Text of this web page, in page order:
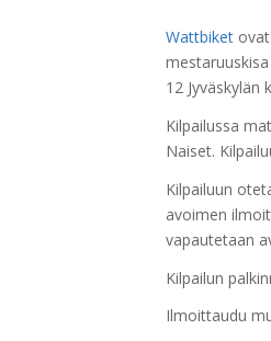
Wattbiketovat
12 Jyväskylän
Kilpailussa
Naiset.
Kilpailuun
avoimen
vapautetaan
Kilpailun
Ilmoittaudu